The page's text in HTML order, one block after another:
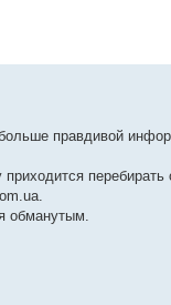
правдивой
перебирать
обманутым.